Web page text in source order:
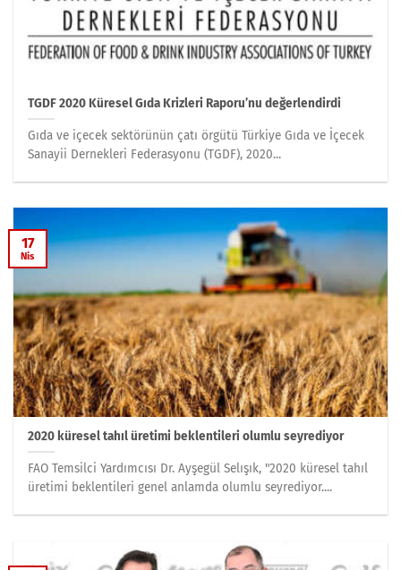
TGDF 2020 Küresel Gıda Krizleri Raporu’nu değerlendirdi
Gıda ve içecek sektörünün çatı örgütü Türkiye Gıda ve İçecek
Sanayii Dernekleri Federasyonu (TGDF), 2020...
2020 küresel tahıl üretimi beklentileri olumlu seyrediyor
FAO Temsilci Yardımcısı Dr. Ayşegül Selışık, "2020 küresel tahıl
üretimi beklentileri genel anlamda olumlu seyrediyor....
17
Nis